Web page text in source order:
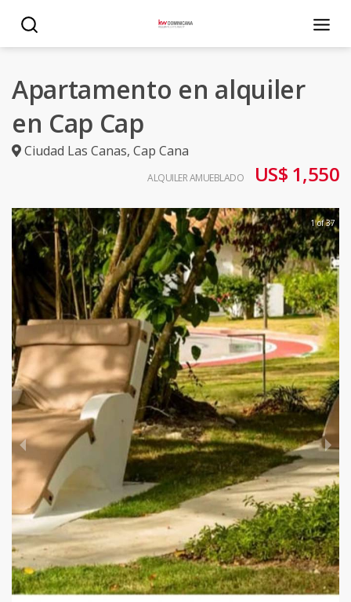
Apartamento en alquiler
en Cap Cap
Ciudad Las Canas, Cap Cana
ALQUILER AMUEBLADO US$ 1,550
1 of 37